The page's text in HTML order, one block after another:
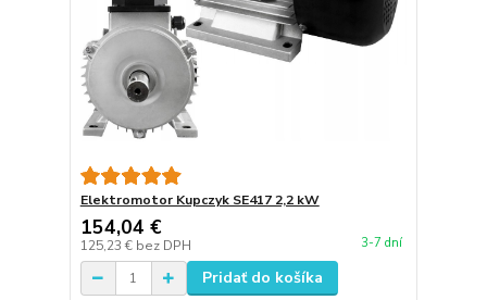
Elektromotor Kupczyk SE417 2,2 kW
154,04 €
125,23 € bez DPH 3-7 dní
Pridať do košíka